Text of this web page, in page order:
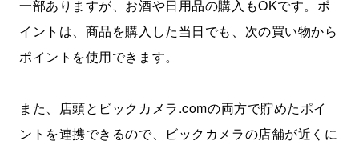
一部ありますが、お酒や日用品の購入もOKです。ポ
イントは、商品を購入した当日でも、次の買い物から
ポイントを使用できます。
また、店頭とビックカメラ.comの両方で貯めたポイ
ントを連携できるので、ビックカメラの店舗が近くに